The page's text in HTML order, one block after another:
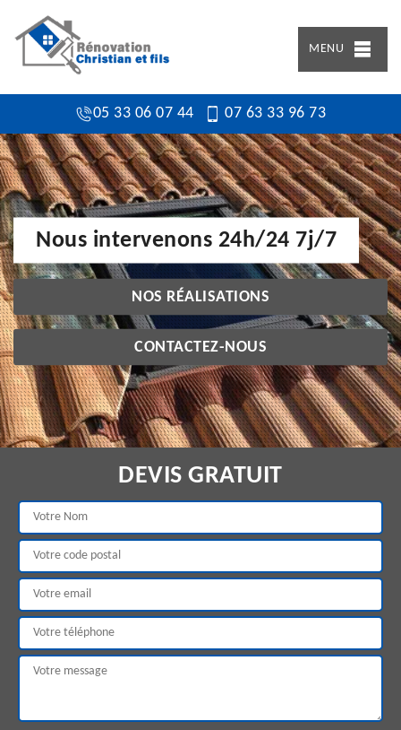
MENU
05 33 06 07 44 07 63 33 96 73
Nous intervenons 24h/24 7j/7
NOS RÉALISATIONS
CONTACTEZ-NOUS
DEVIS GRATUIT